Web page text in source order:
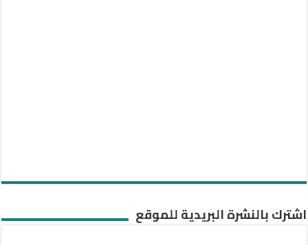
اشترك بالنشرة البريدية للموقع